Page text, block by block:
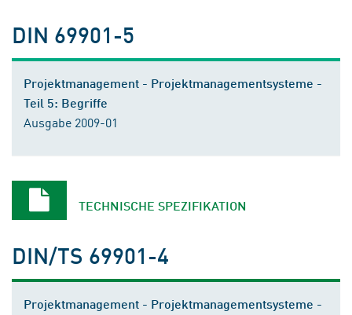
DIN 69901-5
Projektmanagement - Projektmanagementsysteme -
Teil 5: Begriffe
Ausgabe 2009-01
TECHNISCHE SPEZIFIKATION
DIN/TS 69901-4
Projektmanagement - Projektmanagementsysteme -